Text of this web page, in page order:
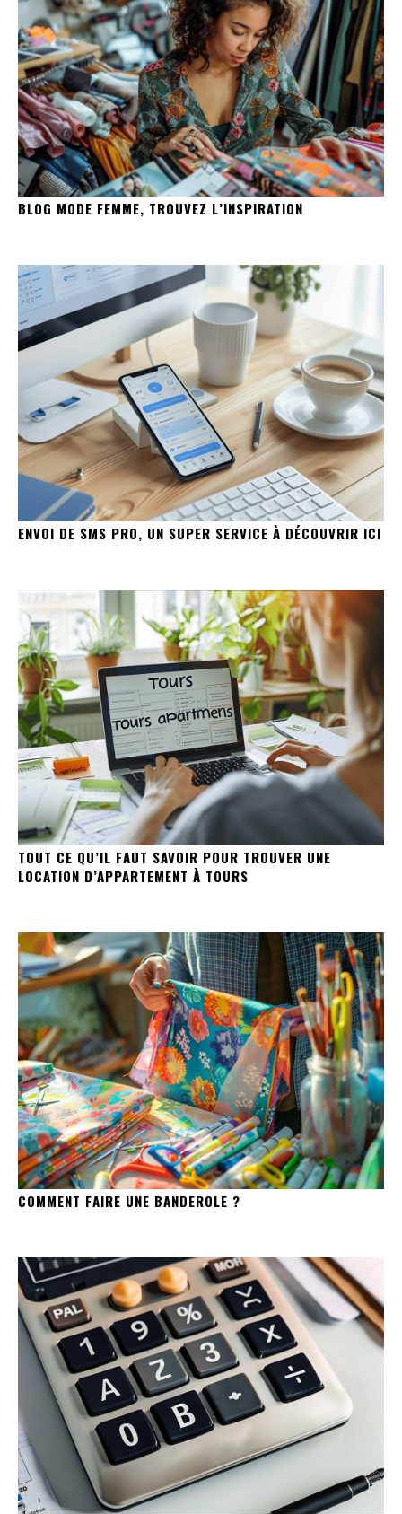
BLOG MODE FEMME, TROUVEZ L’INSPIRATION
ENVOI DE SMS PRO, UN SUPER SERVICE À DÉCOUVRIR ICI
TOUT CE QU’IL FAUT SAVOIR POUR TROUVER UNE
LOCATION D’APPARTEMENT À TOURS
COMMENT FAIRE UNE BANDEROLE ?